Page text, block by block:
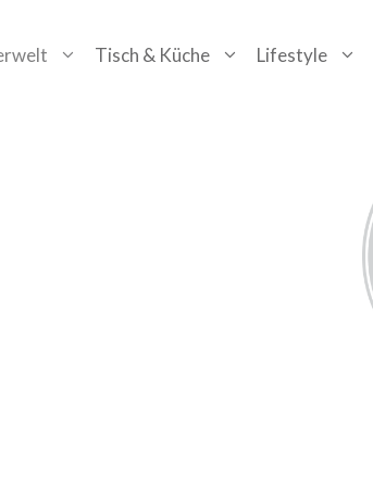
Tisch & Küche Lifestyle